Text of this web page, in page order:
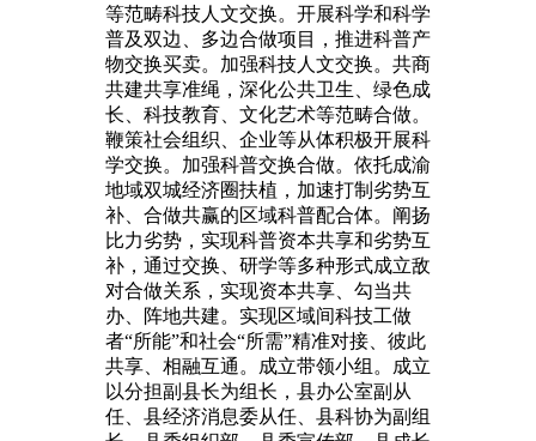
等范畴科技人文交换。开展科学和科学
普及双边、多边合做项目，推进科普产
物交换买卖。加强科技人文交换。共商
共建共享准绳，深化公共卫生、绿色成
长、科技教育、文化艺术等范畴合做。
鞭策社会组织、企业等从体积极开展科
学交换。加强科普交换合做。依托成渝
地域双城经济圈扶植，加速打制劣势互
补、合做共赢的区域科普配合体。阐扬
比力劣势，实现科普资本共享和劣势互
补，通过交换、研学等多种形式成立敌
对合做关系，实现资本共享、勾当共
办、阵地共建。实现区域间科技工做
者“所能”和社会“所需”精准对接、彼此
共享、相融互通。成立带领小组。成立
以分担副县长为组长，县办公室副从
任、县经济消息委从任、县科协为副组